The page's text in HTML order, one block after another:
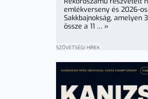
emlékverseny és 2026-
Sakkbajnokság, amelyen
össze a 11 … »
SZÖVETSÉGI HÍREK